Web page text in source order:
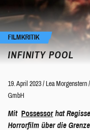
FILMKRITIK
INFINITY POOL
19. April 2023 / Lea Morgenstern /
GmbH
Mit Possessor hat
Horrorfilm über die